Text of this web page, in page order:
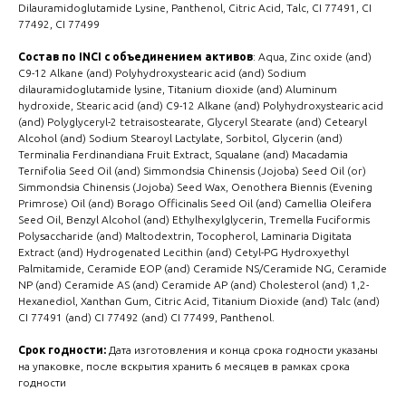
Dilauramidoglutamide Lysine, Panthenol, Citric Acid, Talc, CI 77491, CI
77492, CI 77499
Состав по INCI с объединением активов: Aqua, Zinc oxide (and)
C9-12 Alkane (and) Polyhydroxystearic acid (and) Sodium
dilauramidoglutamide lysine, Titanium dioxide (and) Aluminum
hydroxide, Stearic acid (and) C9-12 Alkane (and) Polyhydroxystearic acid
(and) Polyglyceryl-2 tetraisostearate, Glyceryl Stearate (and) Cetearyl
Alcohol (and) Sodium Stearoyl Lactylate, Sorbitol, Glycerin (and)
Terminalia Ferdinandiana Fruit Extract, Squalane (and) Macadamia
Ternifolia Seed Oil (and) Simmondsia Chinensis (Jojoba) Seed Oil (or)
Simmondsia Chinensis (Jojoba) Seed Wax, Oenothera Biennis (Evening
Primrose) Oil (and) Borago Officinalis Seed Oil (and) Camellia Oleifera
Seed Oil, Benzyl Alcohol (and) Ethylhexylglycerin, Tremella Fuciformis
Polysaccharide (and) Maltodextrin, Tocopherol, Laminaria Digitata
Extract (and) Hydrogenated Lecithin (and) Cetyl-PG Hydroxyethyl
Palmitamide, Ceramide EOP (and) Ceramide NS/Ceramide NG, Ceramide
NP (and) Ceramide AS (and) Ceramide AP (and) Cholesterol (and) 1,2-
Hexanediol, Xanthan Gum, Citric Acid, Titanium Dioxide (and) Talc (and)
CI 77491 (and) CI 77492 (and) CI 77499, Panthenol.
Срок годности: Дата изготовления и конца срока годности указаны
на упаковке, после вскрытия хранить 6 месяцев в рамках срока
годности